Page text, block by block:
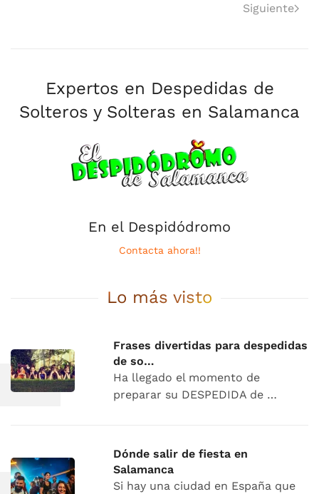
Siguiente
Expertos en Despedidas de
Solteros y Solteras en Salamanca
En el Despidódromo
Contacta ahora!!
Lo más visto
Frases divertidas para despedidas
de so…
Ha llegado el momento de
preparar su DESPEDIDA de …
Dónde salir de fiesta en
Salamanca
Si hay una ciudad en España que